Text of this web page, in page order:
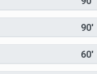
90'
60'